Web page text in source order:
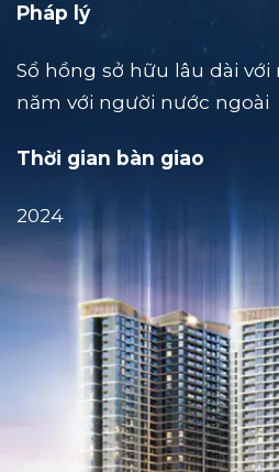
Pháp lý
Sổ hồng sở hữu lâu dài với
năm với người nước ngoài
Thời gian bàn giao
2024